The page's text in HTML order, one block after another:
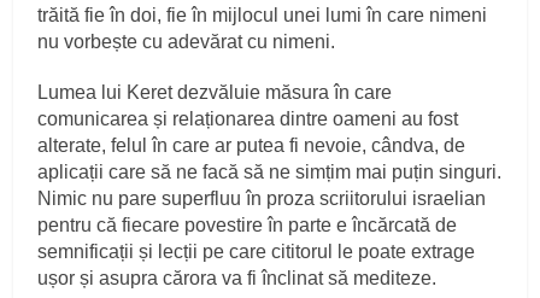
trăită fie în doi, fie în mijlocul unei lumi în care nimeni
nu vorbește cu adevărat cu nimeni.
Lumea lui Keret dezvăluie măsura în care
comunicarea și relaționarea dintre oameni au fost
alterate, felul în care ar putea fi nevoie, cândva, de
aplicații care să ne facă să ne simțim mai puțin singuri.
Nimic nu pare superfluu în proza scriitorului israelian
pentru că fiecare povestire în parte e încărcată de
semnificații și lecții pe care cititorul le poate extrage
ușor și asupra cărora va fi înclinat să mediteze.